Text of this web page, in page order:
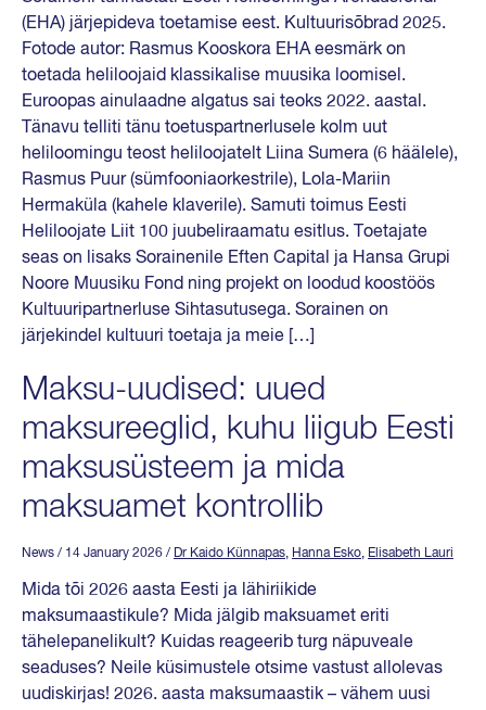
(EHA) järjepideva toetamise eest. Kultuurisõbrad 2025.
Fotode autor: Rasmus Kooskora EHA eesmärk on
toetada heliloojaid klassikalise muusika loomisel.
Euroopas ainulaadne algatus sai teoks 2022. aastal.
Tänavu telliti tänu toetuspartnerlusele kolm uut
heliloomingu teost heliloojatelt Liina Sumera (6 häälele),
Rasmus Puur (sümfooniaorkestrile), Lola-Mariin
Hermaküla (kahele klaverile). Samuti toimus Eesti
Heliloojate Liit 100 juubeliraamatu esitlus. Toetajate
seas on lisaks Sorainenile Eften Capital ja Hansa Grupi
Noore Muusiku Fond ning projekt on loodud koostöös
Kultuuripartnerluse Sihtasutusega. Sorainen on
järjekindel kultuuri toetaja ja meie […]
Maksu-uudised: uued
maksureeglid, kuhu liigub Eesti
maksusüsteem ja mida
maksuamet kontrollib
News / 14 January 2026 / Dr Kaido Künnapas, Hanna Esko, Elisabeth Lauri
Mida tõi 2026 aasta Eesti ja lähiriikide
maksumaastikule? Mida jälgib maksuamet eriti
tähelepanelikult? Kuidas reageerib turg näpuveale
seaduses? Neile küsimustele otsime vastust allolevas
uudiskirjas! 2026. aasta maksumaastik – vähem uusi